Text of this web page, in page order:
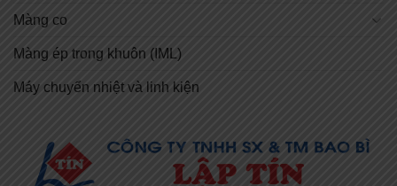
Màng co
Màng ép trong khuôn (IML)
Máy chuyển nhiệt và linh kiện